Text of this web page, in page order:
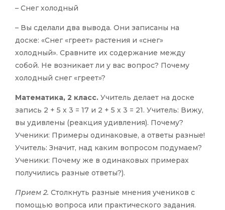
– Снег холодный
– Вы сделали два вывода. Они записаны на
доске: «Снег «греет» растения и «снег»
холодный». Сравните их содержание между
собой. Не возникает ли у вас вопрос? Почему
холодный снег «греет»?
Математика, 2 класс. Учитель делает на доске
запись 2 + 5 х 3 = 17 и 2 + 5 х 3 = 21. Учитель: Вижу,
вы удивлены (реакция удивления). Почему?
Ученики: Примеры одинаковые, а ответы разные!
Учитель: Значит, над каким вопросом подумаем?
Ученики: Почему же в одинаковых примерах
получились разные ответы?).
Прием 2. Столкнуть разные мнения учеников с
помощью вопроса или практического задания.